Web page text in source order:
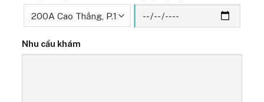
Nhu cầu khám